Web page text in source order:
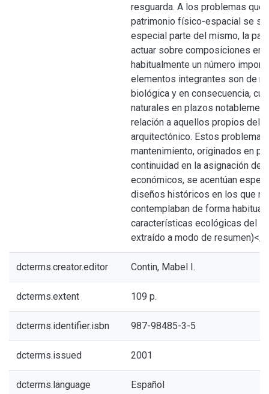
resguarda. A los problemas que
patrimonio físico-espacial se
especial parte del mismo, la
actuar sobre composiciones en
habitualmente un número
elementos integrantes son de
biológica y en consecuencia,
naturales en plazos
relación a aquellos propios del
arquitectónico. Estos problemas
mantenimiento, originados en
continuidad en la asignación de
económicos, se acentúan
diseños históricos en los que
contemplaban de forma habitual
características ecológicas del
extraído a modo de resumen)</
dcterms.creator.editor Contin, Mabel I.
dcterms.extent 109 p.
dcterms.identifier.isbn 987-98485-3-5
dcterms.issued 2001
dcterms.language Español